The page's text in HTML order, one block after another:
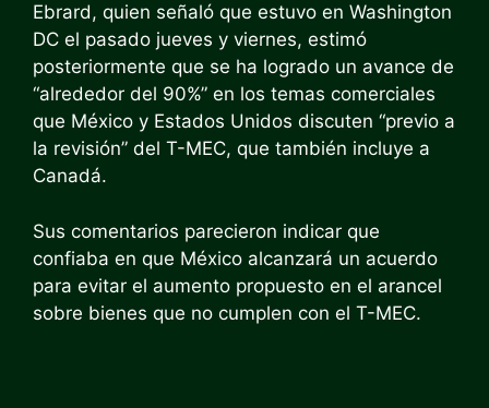
Ebrard, quien señaló que estuvo en Washington
DC el pasado jueves y viernes, estimó
posteriormente que se ha logrado un avance de
“alrededor del 90%” en los temas comerciales
que México y Estados Unidos discuten “previo a
la revisión” del T-MEC, que también incluye a
Canadá.
Sus comentarios parecieron indicar que
confiaba en que México alcanzará un acuerdo
para evitar el aumento propuesto en el arancel
sobre bienes que no cumplen con el T-MEC.